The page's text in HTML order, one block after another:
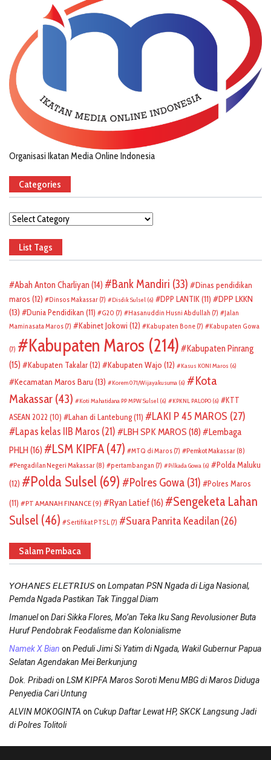
Organisasi Ikatan Media Online Indonesia
Categories
Categories
List Tags
Abah Anton Charliyan (14) Bank Mandiri (33)
Dinas pendidikan
maros (12) Dinsos Makassar (7) Disdik Sulsel (6) DPP LANTIK(11)
DPP LKKN
(13)
Dunia Pendidikan (11) G20 (7) Hasanuddin Husni Abdullah (7)
Jalan
Maminasata Maros (7) Kabinet Jokowi (12) Kabupaten Bone (7) Kabupaten Gowa
(7) Kabupaten Maros (214)
Kabupaten Pinrang
(15)
Kabupaten Takalar(12) Kabupaten Wajo (12) Kasus KONI Maros (6)
Kecamatan Maros Baru (13) Korem 071/Wijayakusuma (6)
Kota
Makassar (43) Koti Mahatidana PP MPW Sulsel (6) KPKNL PALOPO (6)
KTT
ASEAN 2022 (10) Lahan di Lantebung(11) LAKI P 45 MAROS (27)
Lapas kelas IIB Maros (21) LBH SPK MAROS (18)
Lembaga
PHLH (16) LSM KIPFA (47) MTQ di Maros (7) Pemkot Makassar (8)
Pengadilan Negeri Makassar (8) pertambangan (7) Pilkada Gowa (6)
Polda Maluku
(12)
Polda Sulsel (69) Polres Gowa (31)
Polres Maros
(11)
PT AMANAH FINANCE(9) Ryan Latief(16)
Sengeketa Lahan
Sulsel (46) Sertifikat PTSL (7) Suara Panrita Keadilan(26)
Salam Pembaca
𝘠𝘖𝘏𝘈𝘕𝘌𝘚 𝘌𝘓𝘌𝘛𝘙𝘐𝘜𝘚on Lompatan PSN Ngada di Liga Nasional,
Pemda Ngada Pastikan Tak Tinggal Diam
Imanuelon Dari Sikka Flores, Mo’an Teka Iku Sang Revolusioner Buta
Huruf Pendobrak Feodalisme dan Kolonialisme
Namek X Bian on Peduli Jimi Si Yatim di Ngada, Wakil Gubernur Papua
Selatan Agendakan Mei Berkunjung
Dok. Pribadion LSM KIPFA Maros Soroti Menu MBG di Maros Diduga
Penyedia Cari Untung
ALVIN MOKOGINTA on Cukup Daftar Lewat HP, SKCK Langsung Jadi
di Polres Tolitoli